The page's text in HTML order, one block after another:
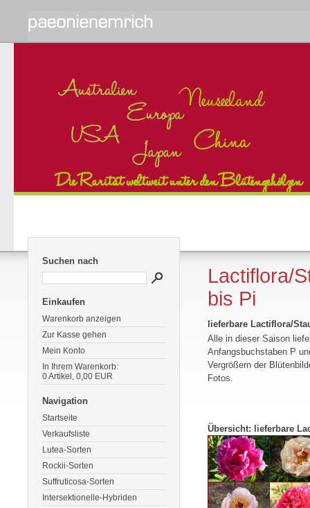
Suchen nach
Einkaufen
Warenkorb anzeigen
Zur Kasse gehen
Mein Konto
In Ihrem Warenkorb:
0Artikel, 0,00 EUR
Navigation
Startseite
Verkaufsliste
Lutea-Sorten
Rockii-Sorten
Suffruticosa-Sorten
Intersektionelle-Hybriden
Lactiflora/
bis Pi
lieferbare Lactiflora/
Alle in dieser Saison
Anfangsbuchstaben P
Vergrößern der
Fotos.
Übersicht: lieferbare
Pagode Pastel